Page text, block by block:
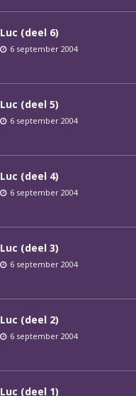
Luc (deel 6)
6 september 2004
Luc (deel 5)
6 september 2004
Luc (deel 4)
6 september 2004
Luc (deel 3)
6 september 2004
Luc (deel 2)
6 september 2004
Luc (deel 1)